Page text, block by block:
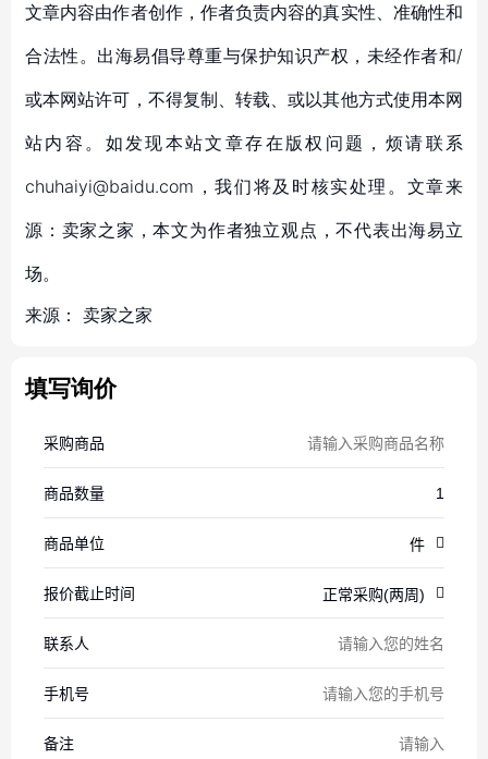
文章内容由作者创作，作者负责内容的真实性、准确性和
合法性。出海易倡导尊重与保护知识产权，未经作者和/
或本网站许可，不得复制、转载、或以其他方式使用本网
站内容。如发现本站文章存在版权问题，烦请联系
chuhaiyi@baidu.com，我们将及时核实处理。文章来
源：卖家之家，本文为作者独立观点，不代表出海易立
场。
来源： 卖家之家
填写询价